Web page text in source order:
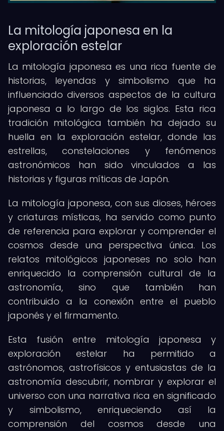
La mitología japonesa en la
exploración estelar
La mitología japonesa es una rica fuente de
historias, leyendas y simbolismo que ha
influenciado diversos aspectos de la cultura
japonesa a lo largo de los siglos. Esta rica
tradición mitológica también ha dejado su
huella en la exploración estelar, donde las
estrellas, constelaciones y fenómenos
astronómicos han sido vinculados a las
historias y figuras míticas de Japón.
La mitología japonesa, con sus dioses, héroes
y criaturas místicas, ha servido como punto
de referencia para explorar y comprender el
cosmos desde una perspectiva única. Los
relatos mitológicos japoneses no solo han
enriquecido la comprensión cultural de la
astronomía, sino que también han
contribuido a la conexión entre el pueblo
japonés y el firmamento.
Esta fusión entre mitología japonesa y
exploración estelar ha permitido a
astrónomos, astrofísicos y entusiastas de la
astronomía descubrir, nombrar y explorar el
universo con una narrativa rica en significado
y simbolismo, enriqueciendo así la
comprensión del cosmos desde una